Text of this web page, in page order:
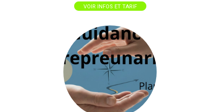
VOIR INFOS ET TARIF